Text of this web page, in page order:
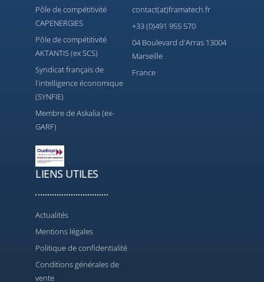
Pôle de compétitivité
CAPENERGIES
Pôle de compétitivité
AKTANTIS (ex SCS)
Syndicat français de
l'intelligence économique
(SYNFIE)
Membre de Askalia (ex-
GARF)
contact(at)framatech.fr
+33 (0)491 955 570
04 Boulevard d'Arras 13004
Marseille
France
LIENS UTILES
Actualités
Mentions légales
Politique de confidentialité
Conditions générales de
vente